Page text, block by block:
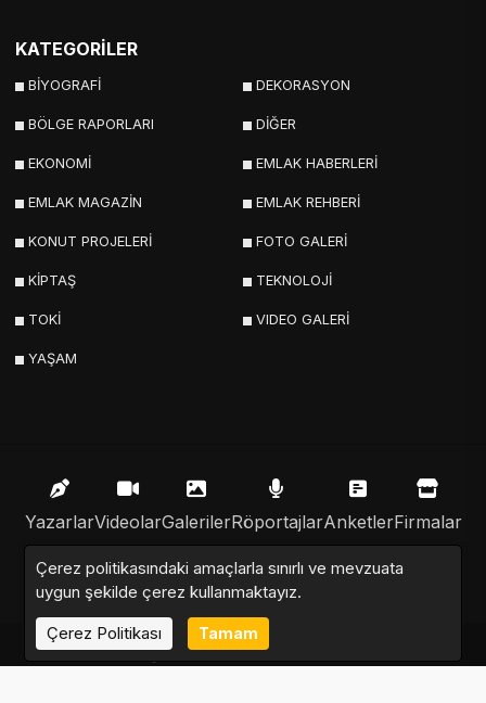
KATEGORİLER
BİYOGRAFİ DEKORASYON
BÖLGE RAPORLARI DİĞER
EKONOMİ EMLAK HABERLERİ
EMLAK MAGAZİN EMLAK REHBERİ
KONUT PROJELERİ FOTO GALERİ
KİPTAŞ TEKNOLOJİ
TOKİ VIDEO GALERİ
YAŞAM
YazarlarVideolarGalerilerRöportajlarAnketlerFirmalar
İlanlarResmi İlanlarSitemap
Emlak Nabzı © 2020 - 2025. Tüm Hakları Saklıdır.
Çerez politikasındaki amaçlarla sınırlı ve mevzuata
uygun şekilde çerez kullanmaktayız.
Çerez Politikası
Tamam